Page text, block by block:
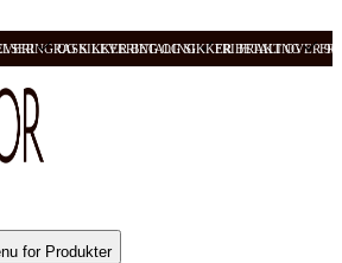
OG SIKKER BETALING FRI FRAKT OVER
RASK LEVERING OG SIKKER BETALING
for Produkter